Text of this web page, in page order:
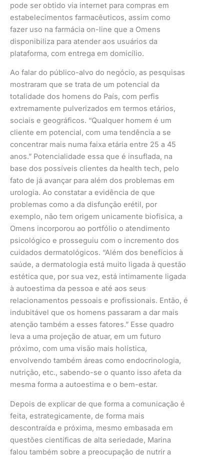
pode ser obtido via internet para compras em
estabelecimentos farmacêuticos, assim como
fazer uso na farmácia on-line que a Omens
disponibiliza para atender aos usuários da
plataforma, com entrega em domicílio.
Ao falar do público-alvo do negócio, as pesquisas
mostraram que se trata de um potencial da
totalidade dos homens do País, com perfis
extremamente pulverizados em termos etários,
sociais e geográficos. “Qualquer homem é um
cliente em potencial, com uma tendência a se
concentrar mais numa faixa etária entre 25 a 45
anos.” Potencialidade essa que é insuflada, na
base dos possíveis clientes da health tech, pelo
fato de já avançar para além dos problemas em
urologia. Ao constatar a evidência de que
problemas como a da disfunção erétil, por
exemplo, não tem origem unicamente biofísica, a
Omens incorporou ao portfólio o atendimento
psicológico e prosseguiu com o incremento dos
cuidados dermatológicos. “Além dos benefícios à
saúde, a dermatologia está muito ligada à questão
estética que, por sua vez, está intimamente ligada
à autoestima da pessoa e até aos seus
relacionamentos pessoais e profissionais. Então, é
indubitável que os homens passaram a dar mais
atenção também a esses fatores.” Esse quadro
leva a uma projeção de atuar, em um futuro
próximo, com uma visão mais holística,
envolvendo também áreas como endocrinologia,
nutrição, etc., sabendo-se o quanto isso afeta da
mesma forma a autoestima e o bem-estar.
Depois de explicar de que forma a comunicação é
feita, estrategicamente, de forma mais
descontraída e próxima, mesmo embasada em
questões científicas de alta seriedade, Marina
falou também sobre a preocupação de nutrir a